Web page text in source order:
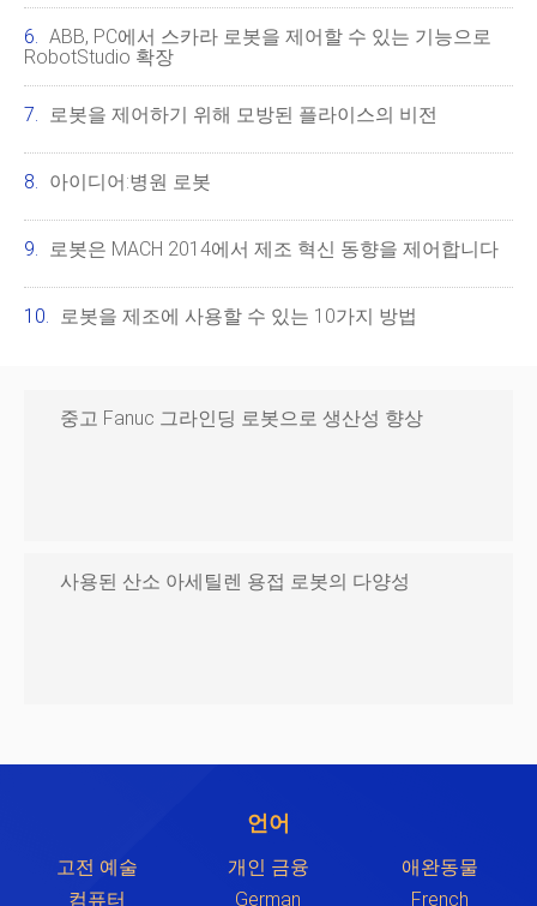
ABB, PC에서 스카라 로봇을 제어할 수 있는 기능으로
RobotStudio 확장
로봇을 제어하기 위해 모방된 플라이스의 비전
아이디어:병원 로봇
로봇은 MACH 2014에서 제조 혁신 동향을 제어합니다
로봇을 제조에 사용할 수 있는 10가지 방법
중고 Fanuc 그라인딩 로봇으로 생산성 향상
사용된 산소 아세틸렌 용접 로봇의 다양성
언어
고전 예술 개인 금융
애완동물
컴퓨터
German French